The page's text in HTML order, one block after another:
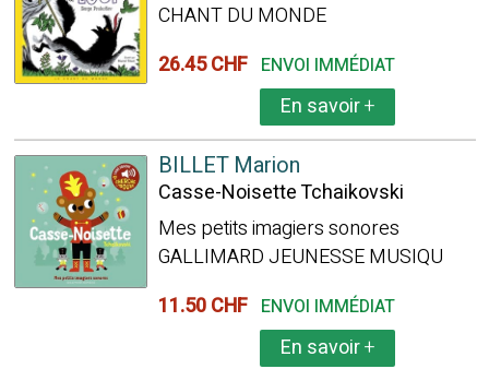
CHANT DU MONDE
26.45 CHF ENVOI IMMÉDIAT
En savoir+
BILLET Marion
Casse-Noisette Tchaikovski
Mes petits imagiers sonores
GALLIMARD JEUNESSE MUSIQU
11.50 CHF ENVOI IMMÉDIAT
En savoir+